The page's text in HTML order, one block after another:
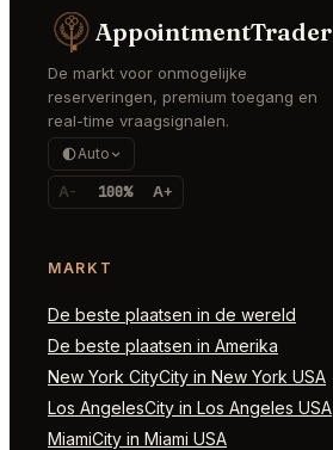
AppointmentTrader
De markt voor onmogelijke
reserveringen, premium toegang en
real-time vraagsignalen.
Auto
A- 100% A+
MARKT
De beste plaatsen in de wereld
De beste plaatsen in Amerika
New York CityCity in New York USA
Los AngelesCity in Los Angeles USA
MiamiCity in Miami USA